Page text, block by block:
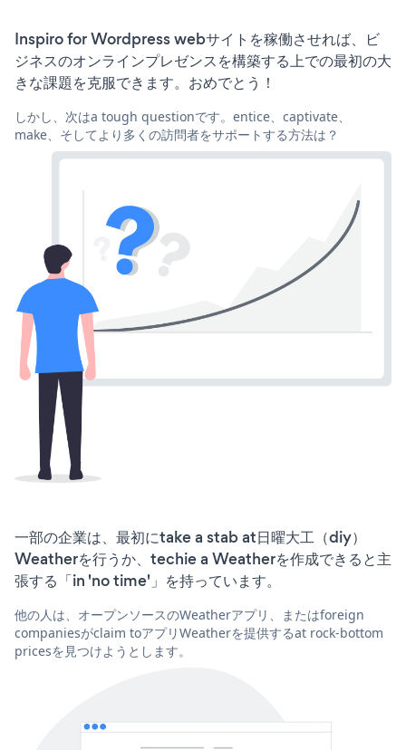
Inspiro for Wordpress webサイトを稼働させれば、ビ
ジネスのオンラインプレゼンスを構築する上での最初の大
きな課題を克服できます。おめでとう！
しかし、次はa tough questionです。entice、captivate、
make、そしてより多くの訪問者をサポートする方法は？
一部の企業は、最初にtake a stab at日曜大工（diy）
Weatherを行うか、techie a Weatherを作成できると主
張する「in 'no time'」を持っています。
他の人は、オープンソースのWeatherアプリ、またはforeign
companiesがclaim toアプリWeatherを提供するat rock-bottom
pricesを見つけようとします。